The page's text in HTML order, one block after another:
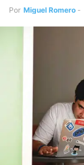
Por Miguel Romero -